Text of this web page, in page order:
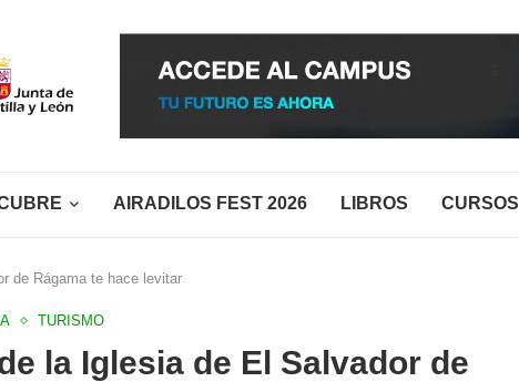
AIRADILOS FEST 2026 LIBROS CURSOS
de Rágama te hace levitar
TURISMO
la Iglesia de El Salvador de